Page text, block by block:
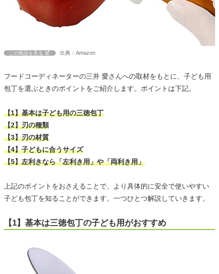
この商品を見る 出典：Amazon
フードコーディネーターの三井 愛さんへの取材をもとに、子ども用
包丁を選ぶときのポイントをご紹介します。ポイントは下記。
【1】基本は子ども用の三徳包丁
【2】刃の種類
【3】刃の材質
【4】子どもに合うサイズ
【5】左利きなら「左利き用」や「両利き用」
上記のポイントをおさえることで、より具体的に安全で使いやすい
子ども包丁を知ることができます。一つひとつ解説していきます。
【1】基本は三徳包丁の子ども用がおすすめ